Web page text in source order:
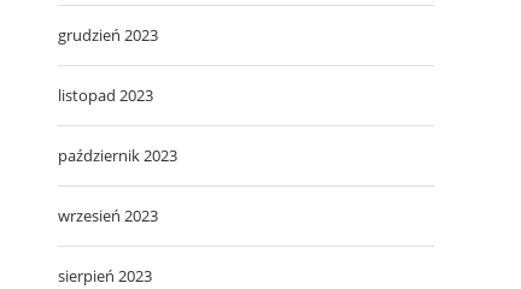
grudzień 2023
listopad 2023
październik 2023
wrzesień 2023
sierpień 2023